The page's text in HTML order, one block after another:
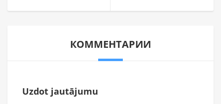
КОММЕНТАРИИ
Uzdot jautājumu